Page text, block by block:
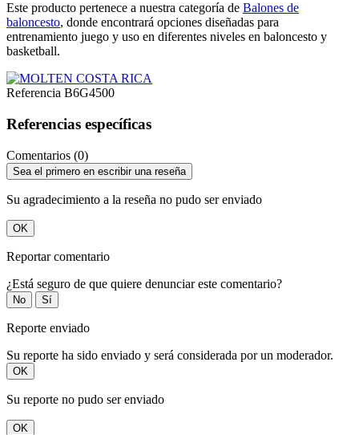
Este producto pertenece a nuestra categoría de Balones de
baloncesto, donde encontrará opciones diseñadas para
entrenamiento juego y uso en diferentes niveles en baloncesto y
basketball.
Referencia B6G4500
Referencias específicas
Comentarios (0)
Sea el primero en escribir una reseña
Su agradecimiento a la reseña no pudo ser enviado
OK
Reportar comentario
¿Está seguro de que quiere denunciar este comentario?
No Sí
Reporte enviado
Su reporte ha sido enviado y será considerada por un moderador.
OK
Su reporte no pudo ser enviado
OK